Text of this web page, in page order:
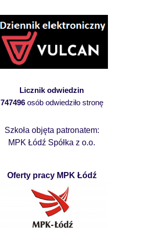
Licznik odwiedzin
747496osób odwiedziło stronę
Szkoła objęta patronatem:
MPK Łódź Spółka z o.o.
Oferty pracy MPK Łódź